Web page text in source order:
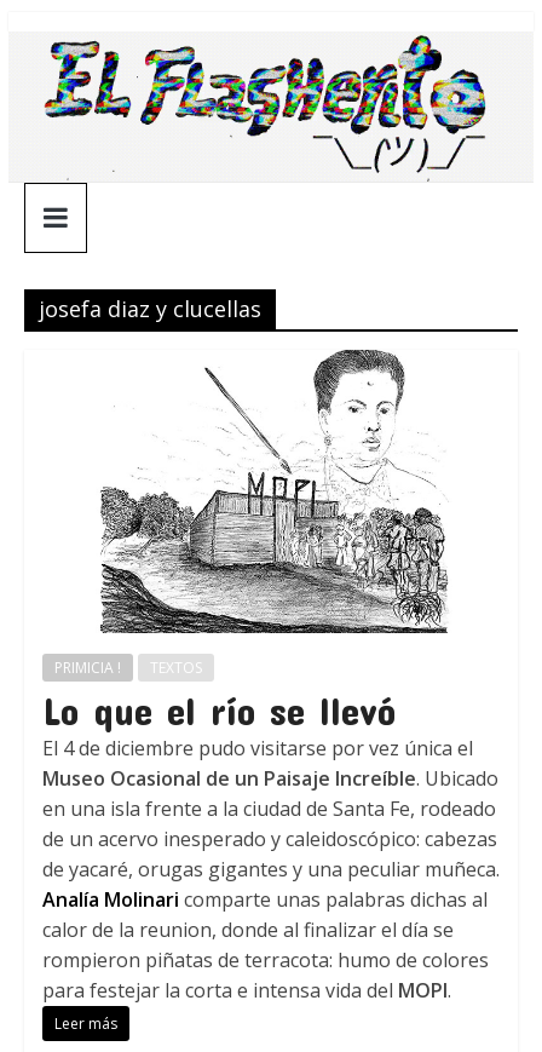
contenido
¯\_(ツ)_/
¯
josefa diaz y clucellas
PRIMICIA ! TEXTOS
Lo que el río se llevó
El 4 de diciembre pudo visitarse por vez única el
Museo Ocasional de un Paisaje Increíble. Ubicado
en una isla frente a la ciudad de Santa Fe, rodeado
de un acervo inesperado y caleidoscópico: cabezas
de yacaré, orugas gigantes y una peculiar muñeca.
Analía Molinari comparte unas palabras dichas al
calor de la reunion, donde al finalizar el día se
rompieron piñatas de terracota: humo de colores
para festejar la corta e intensa vida del MOPI.
Leer más